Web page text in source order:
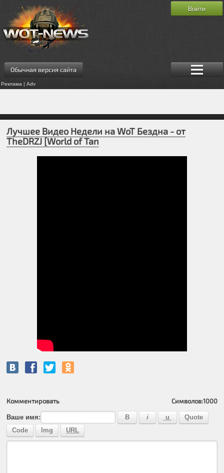
Обычная версия сайта
Реклама | Adv
Войти
Лучшее Видео Недели на WoT Бездна - от
TheDRZJ [World of Tan
Комментировать Символов:1000
Ваше имя: